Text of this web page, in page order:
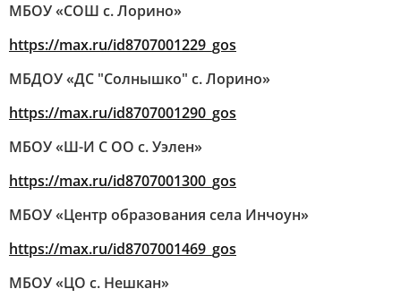
МБОУ «СОШ с. Лорино»
https://max.ru/id8707001229_gos
МБДОУ «ДС "Солнышко" с. Лорино»
https://max.ru/id8707001290_gos
МБОУ «Ш-И С ОО с. Уэлен»
https://max.ru/id8707001300_gos
МБОУ «Центр образования села Инчоун»
https://max.ru/id8707001469_gos
МБОУ «ЦО с. Нешкан»